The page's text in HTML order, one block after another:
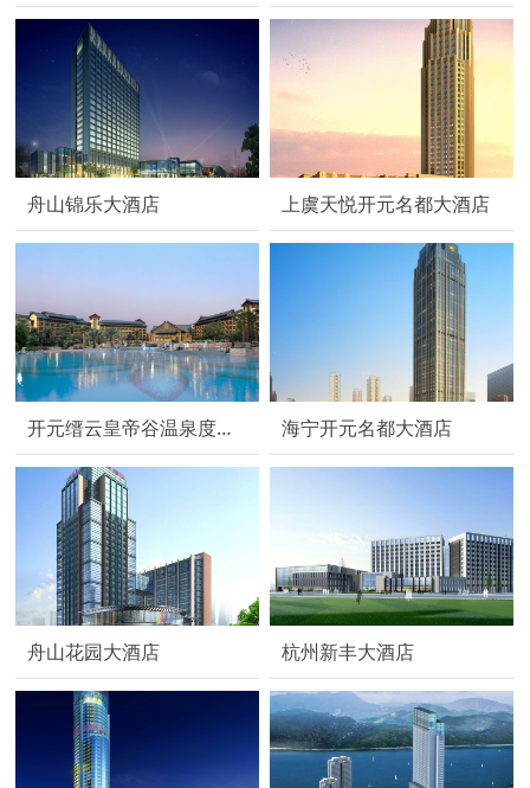
舟山锦乐大酒店 上虞天悦开元名都大酒店
开元缙云皇帝谷温泉度假酒店 海宁开元名都大酒店
舟山花园大酒店 杭州新丰大酒店